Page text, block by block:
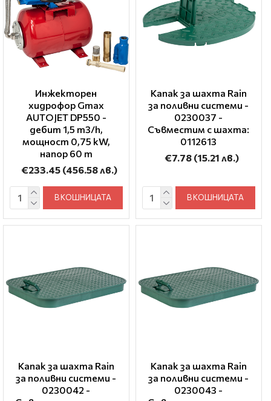
Инжекторен
хидрофор Gmax
AUTOJET DP550 -
дебит 1,5 m3/h,
мощност 0,75 kW,
напор 60 m
€233.45 (456.58 лв.)
В КОШНИЦАТА
Капак за шахта Rain
за поливни системи -
0230037 -
Съвместим с шахта:
0112613
€7.78 (15.21 лв.)
В КОШНИЦАТА
Капак за шахта Rain
за поливни системи -
0230042 -
Капак за шахта Rain
за поливни системи -
0230043 -